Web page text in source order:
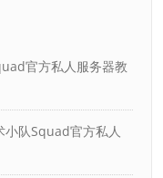
官方私人服务器教
小队Squad官方私人